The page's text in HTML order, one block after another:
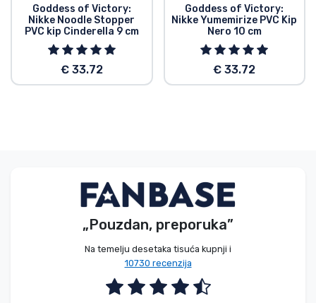
Goddess of Victory:
Nikke Noodle Stopper
PVC kip Cinderella 9 cm
€ 33.72
Goddess of Victory:
Nikke Yumemirize PVC Kip
Nero 10 cm
€ 33.72
„Pouzdan, preporuka”
Na temelju desetaka tisuća kupnji i
10730 recenzija